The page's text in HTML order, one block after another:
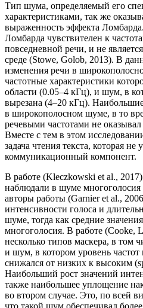
Тип шума, определяемый его
характеристиками, так же
выраженность эффекта
Ломбарда чувствителен к
повседневной речи, и не
среде (Stowe, Golob, 2013). В
изменения речи в
частотные характеристики
области (0.05–4 кГц), и шум, в
вырезана (4–20 кГц).
в широкополосном шуме, в то
речевыми частотами не
Вместе с тем в этом
задача чтения текста, которая не
коммуникационный компонент.
В работе (Kleczkowski et al.,
наблюдали в шуме
авторы работы (Garnier et al.,
интенсивности голоса и
шуме, тогда как средние
многоголосия. В работе (Cooke,
несколько типов маскера, в том
и шум, в котором уровень частот
снижался от низких к высоким
Наибольший рост значений
также наибольшее уплощение
во втором случае. Это, по всей